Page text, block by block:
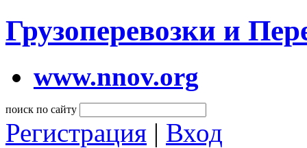
Грузоперевозки и
www.nnov.org
поиск по сайту
Регистрация | Вход